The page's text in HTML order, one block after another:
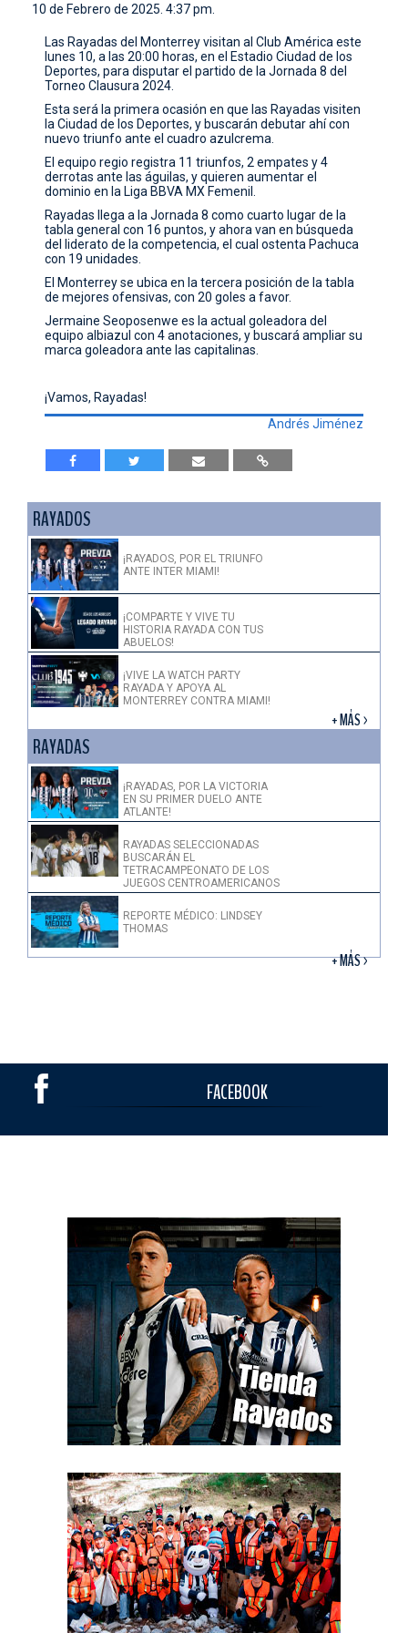
10 de Febrero de 2025. 4:37 pm.
Las Rayadas del Monterrey visitan al Club América este
lunes 10, a las 20:00 horas, en el Estadio Ciudad de los
Deportes, para disputar el partido de la Jornada 8 del
Torneo Clausura 2024.
Esta será la primera ocasión en que las Rayadas visiten
la Ciudad de los Deportes, y buscarán debutar ahí con
nuevo triunfo ante el cuadro azulcrema.
El equipo regio registra 11 triunfos, 2 empates y 4
derrotas ante las águilas, y quieren aumentar el
dominio en la Liga BBVA MX Femenil.
Rayadas llega a la Jornada 8 como cuarto lugar de la
tabla general con 16 puntos, y ahora van en búsqueda
del liderato de la competencia, el cual ostenta Pachuca
con 19 unidades.
El Monterrey se ubica en la tercera posición de la tabla
de mejores ofensivas, con 20 goles a favor.
Jermaine Seoposenwe es la actual goleadora del
equipo albiazul con 4 anotaciones, y buscará ampliar su
marca goleadora ante las capitalinas.
¡Vamos, Rayadas!
Andrés Jiménez
RAYADOS
¡RAYADOS, POR EL TRIUNFO
ANTE INTER MIAMI!
¡COMPARTE Y VIVE TU
HISTORIA RAYADA CON TUS
ABUELOS!
¡VIVE LA WATCH PARTY
RAYADA Y APOYA AL
MONTERREY CONTRA MIAMI!
+ MÁS >
RAYADAS
¡RAYADAS, POR LA VICTORIA
EN SU PRIMER DUELO ANTE
ATLANTE!
RAYADAS SELECCIONADAS
BUSCARÁN EL
TETRACAMPEONATO DE LOS
JUEGOS CENTROAMERICANOS
REPORTE MÉDICO: LINDSEY
THOMAS
+ MÁS >
FACEBOOK